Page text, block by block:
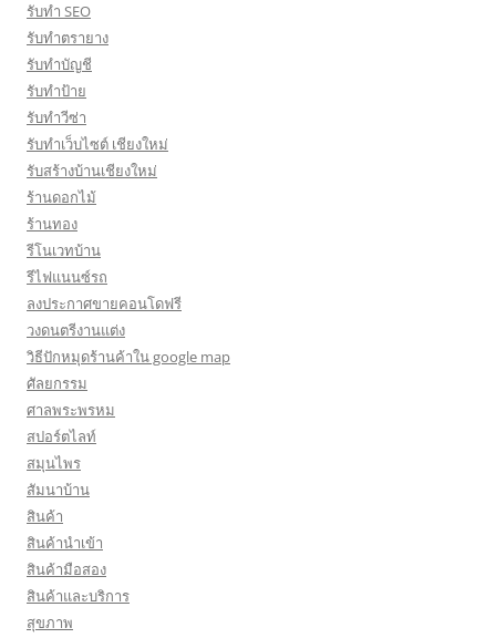
รับทำ SEO
รับทำตรายาง
รับทำบัญชี
รับทำป้าย
รับทำวีซ่า
รับทำเว็บไซต์ เชียงใหม่
รับสร้างบ้านเชียงใหม่
ร้านดอกไม้
ร้านทอง
รีโนเวทบ้าน
รีไฟแนนซ์รถ
ลงประกาศขายคอนโดฟรี
วงดนตรีงานแต่ง
วิธีปักหมุดร้านค้าใน google map
ศัลยกรรม
ศาลพระพรหม
สปอร์ตไลท์
สมุนไพร
สัมนาบ้าน
สินค้า
สินค้านำเข้า
สินค้ามือสอง
สินค้าและบริการ
สุขภาพ